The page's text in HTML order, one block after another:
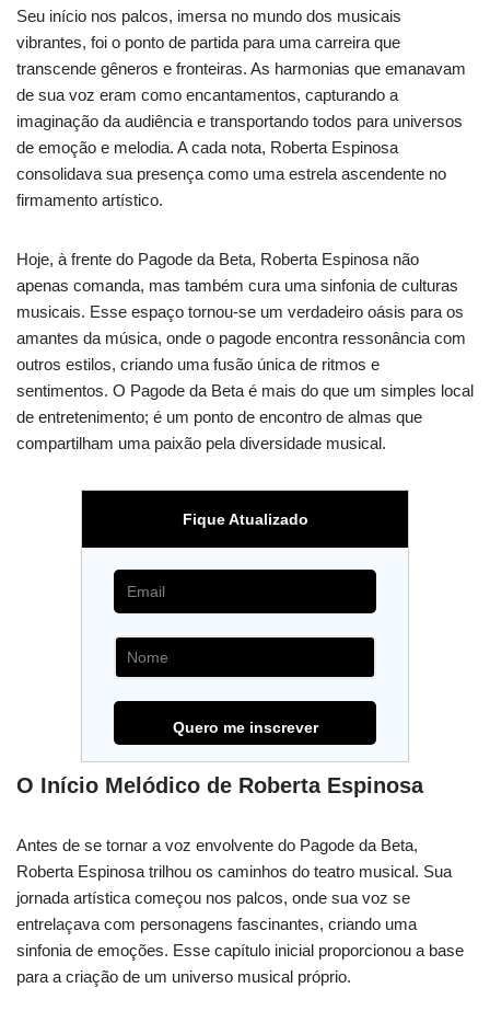
Seu início nos palcos, imersa no mundo dos musicais
vibrantes, foi o ponto de partida para uma carreira que
transcende gêneros e fronteiras. As harmonias que emanavam
de sua voz eram como encantamentos, capturando a
imaginação da audiência e transportando todos para universos
de emoção e melodia. A cada nota, Roberta Espinosa
consolidava sua presença como uma estrela ascendente no
firmamento artístico.
Hoje, à frente do Pagode da Beta, Roberta Espinosa não
apenas comanda, mas também cura uma sinfonia de culturas
musicais. Esse espaço tornou-se um verdadeiro oásis para os
amantes da música, onde o pagode encontra ressonância com
outros estilos, criando uma fusão única de ritmos e
sentimentos. O Pagode da Beta é mais do que um simples local
de entretenimento; é um ponto de encontro de almas que
compartilham uma paixão pela diversidade musical.
Fique Atualizado
O Início Melódico de Roberta Espinosa
Antes de se tornar a voz envolvente do Pagode da Beta,
Roberta Espinosa trilhou os caminhos do teatro musical. Sua
jornada artística começou nos palcos, onde sua voz se
entrelaçava com personagens fascinantes, criando uma
sinfonia de emoções. Esse capítulo inicial proporcionou a base
para a criação de um universo musical próprio.